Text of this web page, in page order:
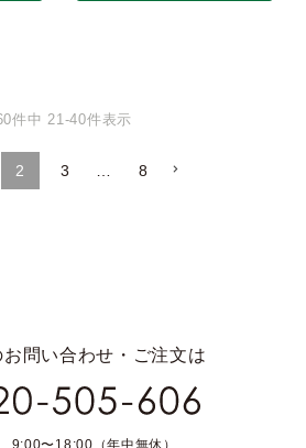
件中 21-40件表示
2 3 8
問い合わせ・ご注文は